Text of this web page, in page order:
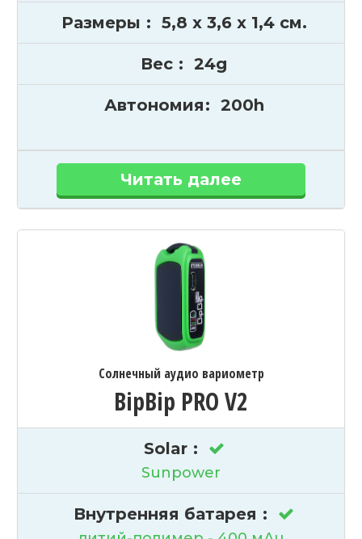
Размеры : 5,8 x 3,6 x 1,4 см.
Вес : 24g
Автономия: 200h
Читать далее
Солнечный аудио вариометр
BipBip PRO V2
Solar :
Sunpower
Внутренняя батарея :